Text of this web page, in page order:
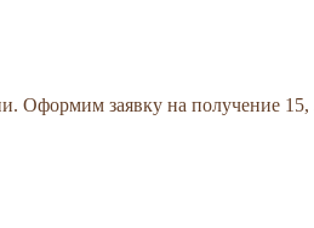
Оформим заявку на получение